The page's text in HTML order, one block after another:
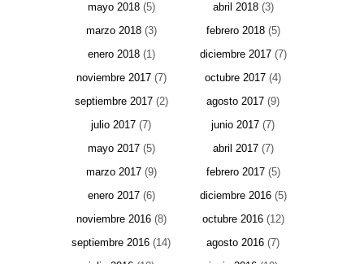
mayo 2018(5) abril 2018(3)
marzo 2018(3) febrero 2018(5)
enero 2018(1) diciembre 2017(7)
noviembre 2017(7) octubre 2017 (4)
septiembre 2017(2) agosto 2017 (9)
julio 2017 (7) junio 2017 (7)
mayo 2017(5) abril 2017(7)
marzo 2017(9) febrero 2017(5)
enero 2017(6) diciembre 2016(5)
noviembre 2016(8) octubre 2016(12)
septiembre 2016 (14) agosto 2016 (7)